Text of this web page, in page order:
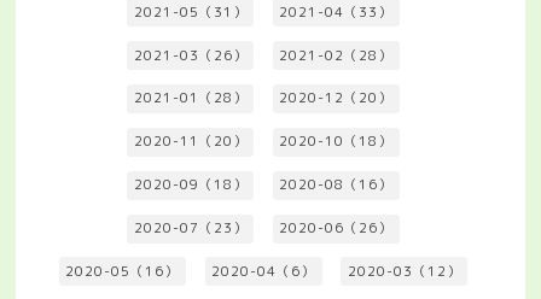
2021-05（31） 2021-04（33）
2021-03（26） 2021-02（28）
2021-01（28） 2020-12（20）
2020-11（20） 2020-10（18）
2020-09（18） 2020-08（16）
2020-07（23） 2020-06（26）
2020-05（16） 2020-04（6） 2020-03（12）